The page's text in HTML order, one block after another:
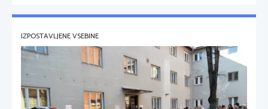
IZPOSTAVLJENE VSEBINE